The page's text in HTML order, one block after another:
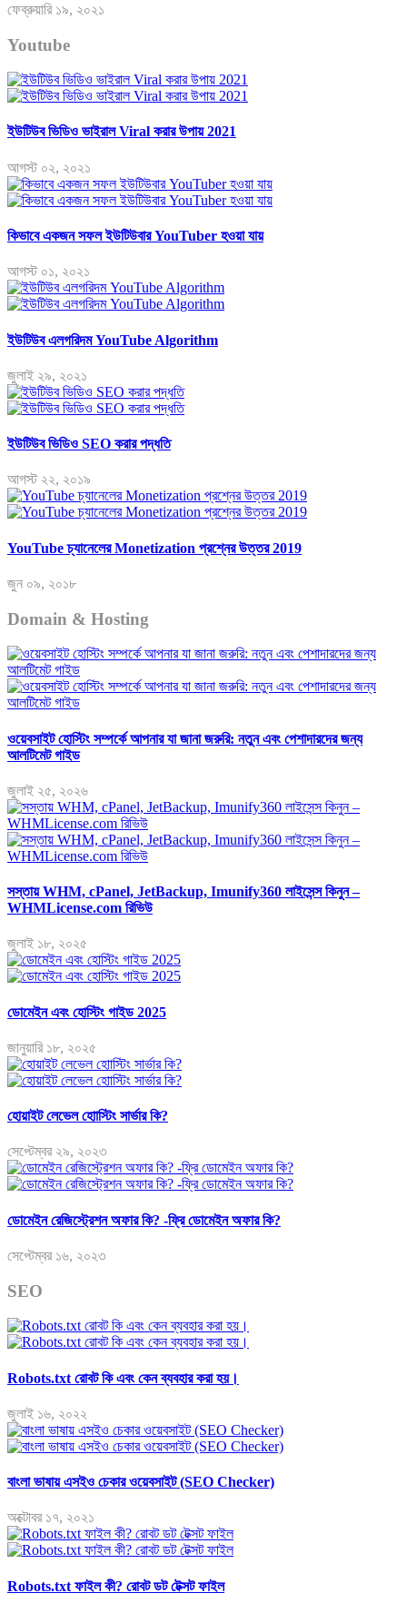
ফেব্রুয়ারি ১৯, ২০২১
Youtube
ইউটিউব ভিডিও ভাইরাল Viral করার উপায় 2021
আগস্ট ০২, ২০২১
কিভাবে একজন সফল ইউটিউবার YouTuber হওয়া যায়
আগস্ট ০১, ২০২১
ইউটিউব এলগরিদম YouTube Algorithm
জুলাই ২৯, ২০২১
ইউটিউব ভিডিও SEO করার পদ্ধতি
আগস্ট ২২, ২০১৯
YouTube চ্যানেলের Monetization প্রশ্নের উত্তর 2019
জুন ০৯, ২০১৮
Domain & Hosting
ওয়েবসাইট হোস্টিং সম্পর্কে আপনার যা জানা জরুরি: নতুন এবং পেশাদারদের জন্য
আলটিমেট গাইড
জুলাই ২৫, ২০২৬
সস্তায় WHM, cPanel, JetBackup, Imunify360 লাইসেন্স কিনুন –
WHMLicense.com রিভিউ
জুলাই ১৮, ২০২৫
ডোমেইন এবং হোস্টিং গাইড 2025
জানুয়ারি ১৮, ২০২৫
হোয়াইট লেভেল হোাস্টিং সার্ভার কি?
সেপ্টেম্বর ২৯, ২০২৩
ডোমেইন রেজিস্ট্রেশন অফার কি? -ফ্রি ডোমেইন অফার কি?
সেপ্টেম্বর ১৬, ২০২৩
SEO
Robots.txt রোবট কি এবং কেন ব্যবহার করা হয়।
জুলাই ১৬, ২০২২
বাংলা ভাষায় এসইও চেকার ওয়েবসাইট (SEO Checker)
অক্টোবর ১৭, ২০২১
Robots.txt ফাইল কী? রোবট ডট টেক্সট ফাইল